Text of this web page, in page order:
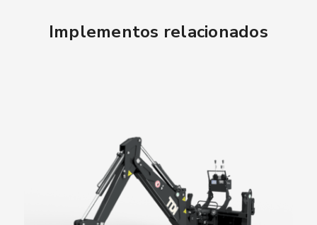
Implementos relacionados